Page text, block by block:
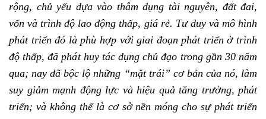
rộng, chủ yếu dựa vào thâm dụng tài nguyên, đất đai,
vốn và trình độ lao động thấp, giá rẻ. Tư duy và mô hình
phát triển đó là phù hợp với giai đoạn phát triển ở trình
độ thấp, đã phát huy tác dụng chủ đạo trong gần 30 năm
qua; nay đã bộc lộ những “mặt trái” cơ bản của nó, làm
suy giảm mạnh động lực và hiệu quả tăng trưởng, phát
triển; và không thể là cơ sở nền móng cho sự phát triển